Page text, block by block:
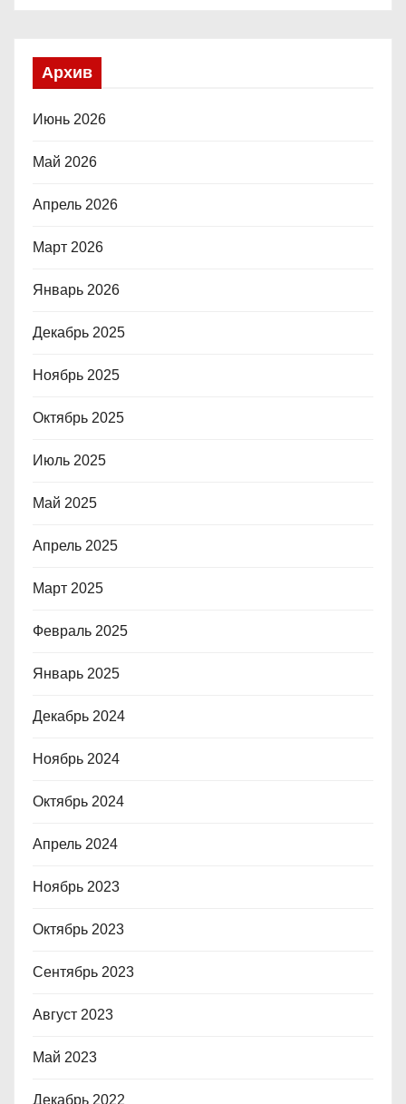
Архив
Июнь 2026
Май 2026
Апрель 2026
Март 2026
Январь 2026
Декабрь 2025
Ноябрь 2025
Октябрь 2025
Июль 2025
Май 2025
Апрель 2025
Март 2025
Февраль 2025
Январь 2025
Декабрь 2024
Ноябрь 2024
Октябрь 2024
Апрель 2024
Ноябрь 2023
Октябрь 2023
Сентябрь 2023
Август 2023
Май 2023
Декабрь 2022